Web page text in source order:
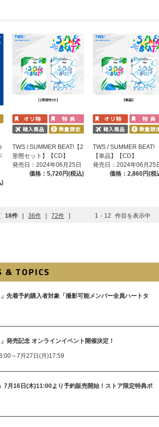
)
TWS / SUMMER BEAT!【2
形態セット】【CD】
発売日：2024年06月25日
価格：5,720円(税込)
TWS / SUMMER BEAT!
【単品】【CD】
発売日：2024年06月25
価格：2,860円(税
18件 | 36件 | 72件 ] 1 - 12 件目を表示中
& TOPICS
先着予約購入者対象「撮影可能メンバー全員ハートタ
発売記念 オンラインイベント開催決定！
～7月27日(月)17:59
7月16日(木)11:00より予約販売開始！ストア限定特典ポ